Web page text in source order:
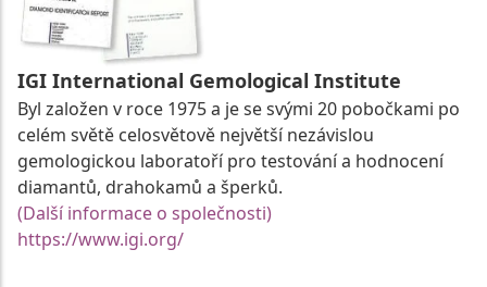
IGI International Gemological Institute
Byl založen v roce 1975 a je se svými 20 pobočkami po
celém světě celosvětově největší nezávislou
gemologickou laboratoří pro testování a hodnocení
diamantů, drahokamů a šperků.
(Další informace o společnosti)
https://www.igi.org/